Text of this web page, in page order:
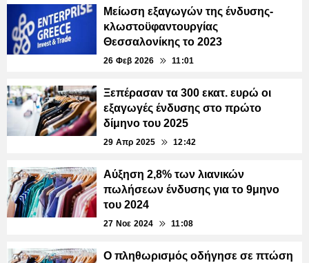
Μείωση εξαγωγών της ένδυσης-
κλωστοϋφαντουργίας
Θεσσαλονίκης το 2023
26 Φεβ 2026 11:01
Ξεπέρασαν τα 300 εκατ. ευρώ οι
εξαγωγές ένδυσης στο πρώτο
δίμηνο του 2025
29 Απρ 2025 12:42
Αύξηση 2,8% των λιανικών
πωλήσεων ένδυσης για το 9μηνο
του 2024
27 Νοε 2024 11:08
Ο πληθωρισμός οδήγησε σε πτώση